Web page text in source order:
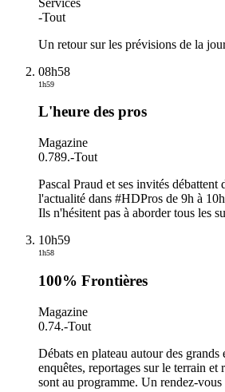
-Tout
Un retour sur les prévisions de la
08h58
1h59
L'heure des pros
Magazine
0.789.-Tout
Pascal Praud et ses invités débattent
l'actualité dans #HDPros de 9h à
Ils n'hésitent pas à aborder tous les su
10h59
1h58
100% Frontières
Magazine
0.74.-Tout
Débats en plateau autour des grands
enquêtes, reportages sur le terrain et
sont au programme. Un rendez-vous